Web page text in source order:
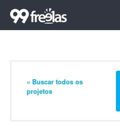
« Buscar todos os
projetos